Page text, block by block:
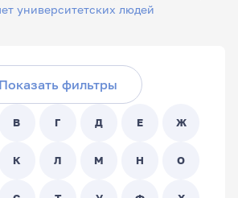
университетских людей
Показать фильтры
сотрудника:
В Г Д Е Ж
К Л М Н О